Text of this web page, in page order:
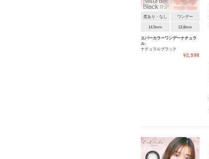
度あり・なし ワンデー
14.5mm 13.8mm
エバーカラーワンデーナチュラ
ル
ナチュラルブラック
¥2,598